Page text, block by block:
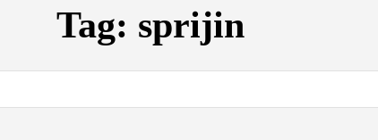
Tag: sprijin